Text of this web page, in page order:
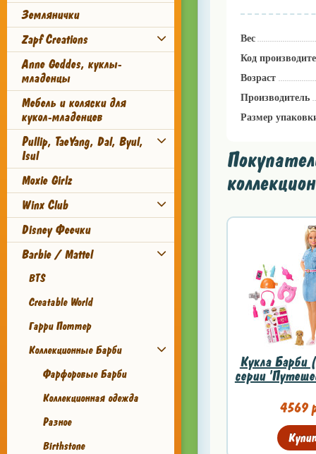
Землянички
Zapf Creations
Anne Geddes, куклы-
младенцы
Мебель и коляски для
кукол-младенцев
Pullip, TaeYang, Dal, Byul,
Isul
Moxie Girlz
Winx Club
Disney Феечки
Barbie / Mattel
BTS
Creatable World
Гарри Поттер
Коллекционные Барби
Фарфоровые Барби
Коллекционная одежда
Разное
Birthstone
Вес
Код
Возраст
Производитель
Размер
Кукла Барби
серии
4569